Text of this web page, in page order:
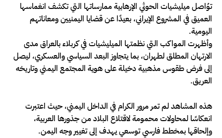
توُاصل ميليشيات الحوثي الإرهابية ممارساتها التي تكشف انغماسها
العميق في المشروع الإيراني، بعيدًا عن قضايا اليمنيين ومعاناتهم
اليومية.
وأظهرت المواكب التي نظمتها الميليشيات في كربلاء بالعراق مدى
الارتهان المطلق لطهران، بما يتجاوز البعد السياسي والعسكري، ليصل
إلى فرض طقوس مذهبية دخيلة على هوية المجتمع اليمني وتاريخه
العريق.
هذه المشاهد لم تمر مرور الكرام في الداخل اليمني، حيث اعتبرت
انعكاسًا لمحاولات محمومة لاقتلاع البلاد من جذورها العربية،
وإلحاقها بمخطط فارسي توسعي يهدف إلى تغيير وجه اليمن.